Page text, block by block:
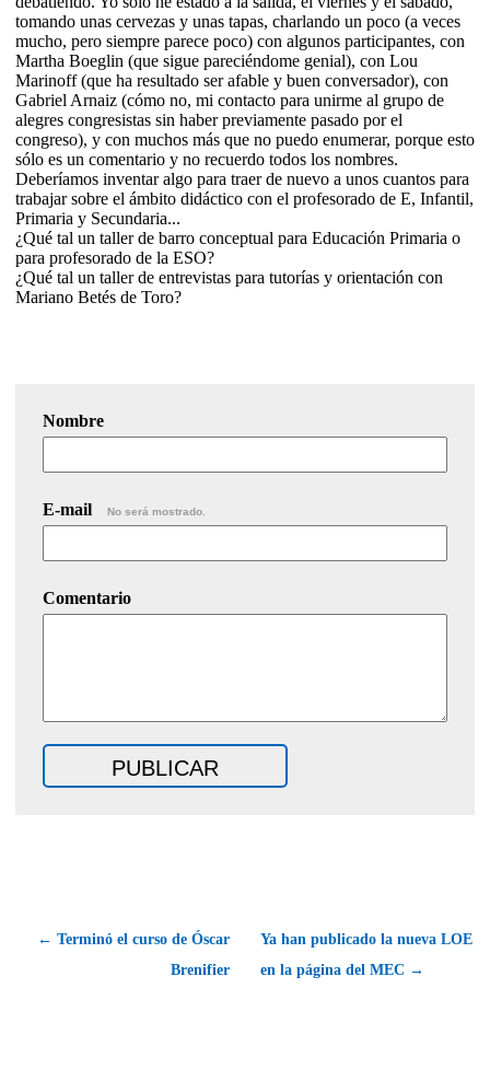
tomando unas cervezas y unas tapas, charlando un poco (a veces
mucho, pero siempre parece poco) con algunos participantes, con
Martha Boeglin (que sigue pareciéndome genial), con Lou
Marinoff (que ha resultado ser afable y buen conversador), con
Gabriel Arnaiz (cómo no, mi contacto para unirme al grupo de
alegres congresistas sin haber previamente pasado por el
congreso), y con muchos más que no puedo enumerar, porque esto
sólo es un comentario y no recuerdo todos los nombres.
Deberíamos inventar algo para traer de nuevo a unos cuantos para
trabajar sobre el ámbito didáctico con el profesorado de E, Infantil,
Primaria y Secundaria...
¿Qué tal un taller de barro conceptual para Educación Primaria o
para profesorado de la ESO?
¿Qué tal un taller de entrevistas para tutorías y orientación con
Mariano Betés de Toro?
Nombre
E-mail No será mostrado.
Comentario
← Terminó el curso de Óscar
Brenifier
Ya han publicado la nueva LOE
en la página del MEC →